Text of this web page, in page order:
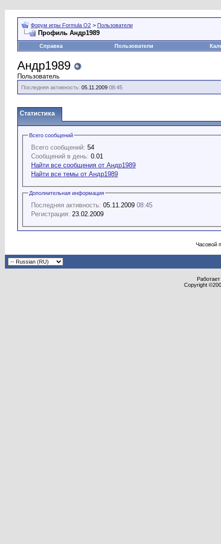
Форум игры Formula O2 > Пользователи
Профиль Андр1989
Справка Пользователи
Андр1989
Пользователь
Последняя активность: 05.11.2009 08:45
Статистика
Всего сообщений
Всего сообщений: 54
Сообщений в день: 0.01
Найти все сообщения от Андр1989
Найти все темы от Андр1989
Дополнительная информация
Последняя активность: 05.11.2009 08:45
Регистрация: 23.02.2009
Часовой
Copyright